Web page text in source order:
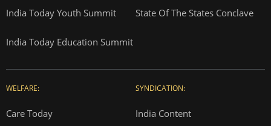
India Today Youth Summit State Of The States Conclave
India Today Education Summit
WELFARE:
Care Today
SYNDICATION:
India Content